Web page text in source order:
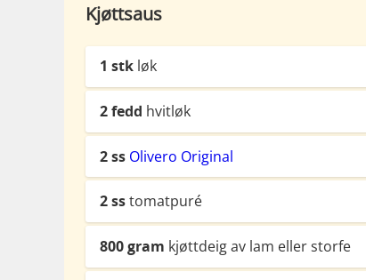
Kjøttsaus
1 stk løk
2fedd hvitløk
2ss Olivero Original
2sstomatpuré
800gram kjøttdeig av lam eller storfe